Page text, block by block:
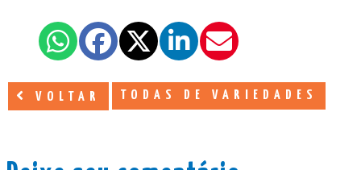
VOLTAR TODAS DE VARIEDADES